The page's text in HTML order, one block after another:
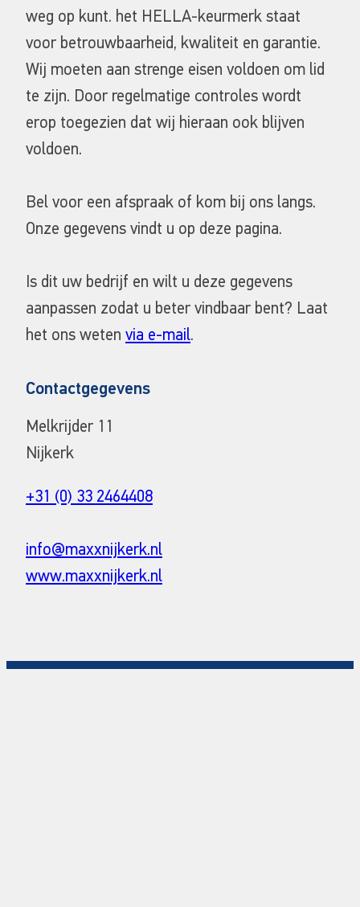
weg op kunt. het HELLA-keurmerk staat
voor betrouwbaarheid, kwaliteit en garantie.
Wij moeten aan strenge eisen voldoen om lid
te zijn. Door regelmatige controles wordt
erop toegezien dat wij hieraan ook blijven
voldoen.
Bel voor een afspraak of kom bij ons langs.
Onze gegevens vindt u op deze pagina.
Is dit uw bedrijf en wilt u deze gegevens
aanpassen zodat u beter vindbaar bent? Laat
het ons weten via e-mail.
Contactgegevens
Melkrijder 11
Nijkerk
+31 (0) 33 2464408
info@maxxnijkerk.nl
www.maxxnijkerk.nl